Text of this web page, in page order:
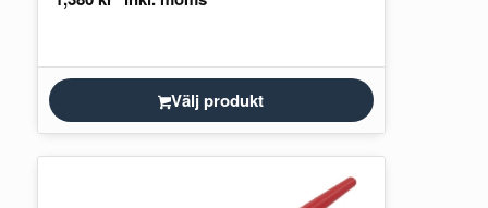
Välj produkt